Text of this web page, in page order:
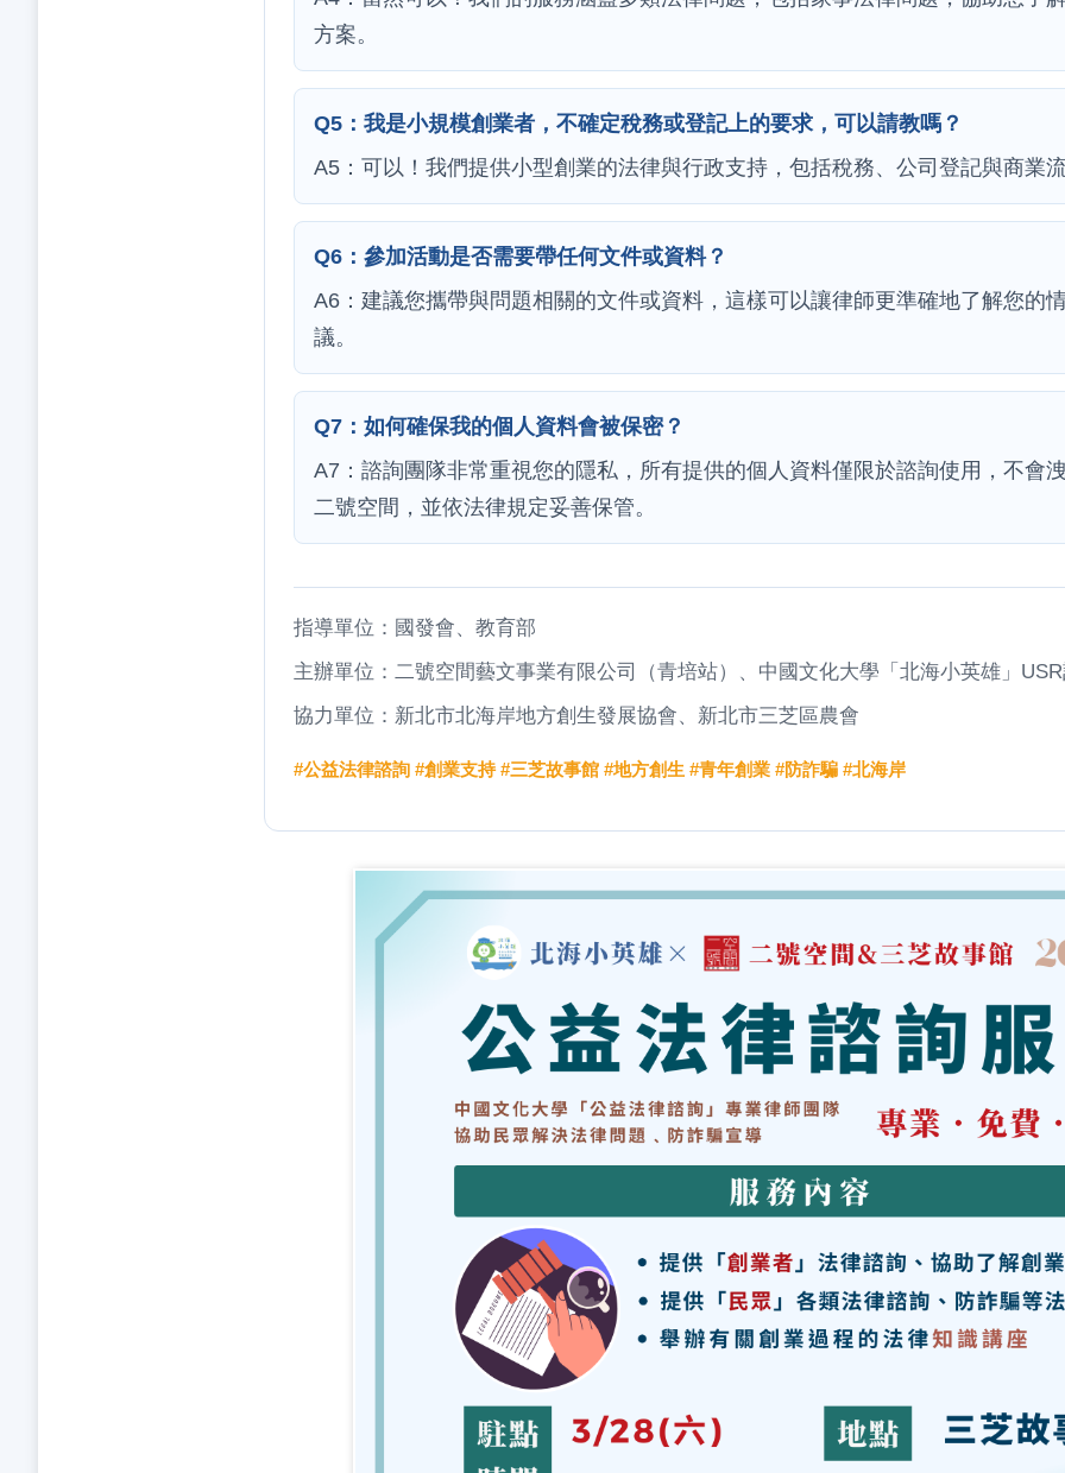
方案。
Q5：我是小規模創業者，不確定稅務或登記上的要求，可以請教嗎？
A5：可以！我們提供小型創業的法律與行政支持，包括稅務、公司登記與商業
Q6：參加活動是否需要帶任何文件或資料？
A6：建議您攜帶與問題相關的文件或資料，這樣可以讓律師更準確地了解您的
議。
Q7：如何確保我的個人資料會被保密？
A7：諮詢團隊非常重視您的隱私，所有提供的個人資料僅限於諮詢使用，不會
二號空間，並依法律規定妥善保管。
指導單位：國發會、教育部
主辦單位：二號空間藝文事業有限公司（青培站）、中國文化大學「北海小英雄」
協力單位：新北市北海岸地方創生發展協會、新北市三芝區農會
#公益法律諮詢 #創業支持 #三芝故事館 #地方創生 #青年創業 #防詐騙 #北海岸